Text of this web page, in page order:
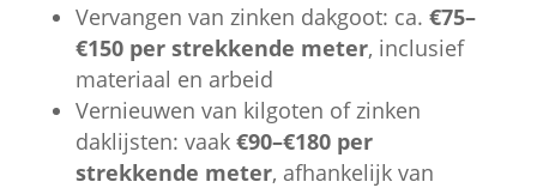
Vervangen van zinken dakgoot: ca. €75–
€150 per strekkende meter, inclusief
materiaal en arbeid
Vernieuwen van kilgoten of zinken
daklijsten: vaak €90–€180 per
strekkende meter, afhankelijk van